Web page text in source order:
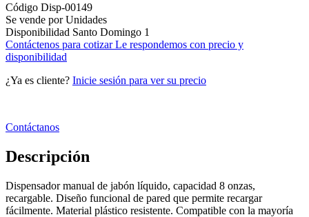
Código Disp-00149
Se vende por Unidades
Disponibilidad Santo Domingo 1
Contáctenos para cotizar Le respondemos con precio y
disponibilidad
¿Ya es cliente? Inicie sesión para ver su precio
Contáctanos
Descripción
Dispensador manual de jabón líquido, capacidad 8 onzas,
recargable. Diseño funcional de pared que permite recargar
fácilmente. Material plástico resistente. Compatible con la mayoría